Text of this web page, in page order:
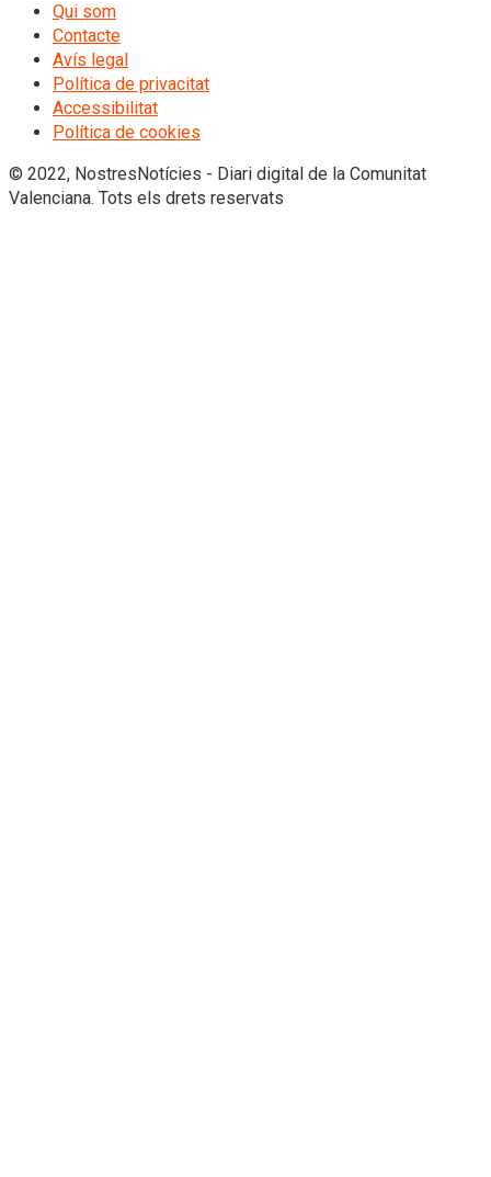
Qui som
Contacte
Avís legal
Política de privacitat
Accessibilitat
Política de cookies
© 2022, NostresNotícies - Diari digital de la Comunitat
Valenciana. Tots els drets reservats